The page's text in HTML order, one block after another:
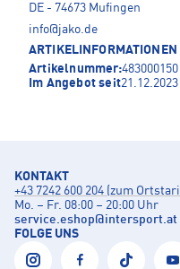
DE - 74673 Mufingen
info@jako.de
ARTIKELINFORMATIONEN
Artikelnummer:483000150
Im Angebot seit21.12.2023
KONTAKT
+43 7242 600 204 (zum
Mo. – Fr. 08:00 – 20:00 Uhr
service.eshop@intersport.at
FOLGE UNS